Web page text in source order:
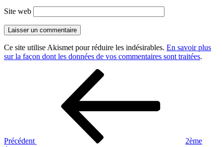
Site web
Ce site utilise Akismet pour réduire les indésirables. En savoir plus
sur la façon dont les données de vos commentaires sont traitées.
Précédent
2ème